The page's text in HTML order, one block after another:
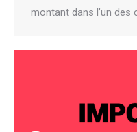
montant dans l’un